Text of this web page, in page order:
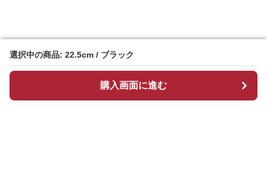
選択中の商品: 22.5cm / ブラック
購入画面に進む
選択中の商品: 22.5cm / ブラック
購入画面に進む